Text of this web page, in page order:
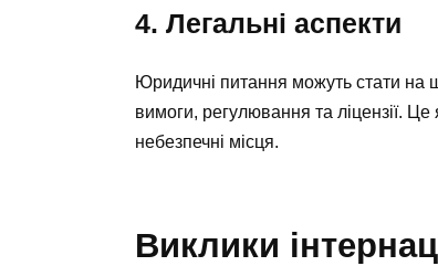
4. Легальні аспекти
Юридичні питання можуть стати на
вимоги, регулювання та ліцензії.
небезпечні місця.
Виклики